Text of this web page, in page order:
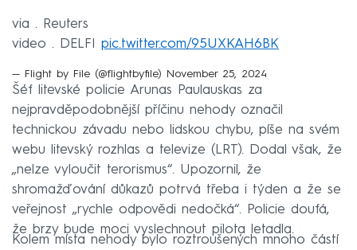
via . Reuters
video . DELFI pic.twitter.com/95UXKAH6BK
— Flight by File (@flightbyfile) November 25, 2024
Šéf litevské policie Arunas Paulauskas za
nejpravděpodobnější příčinu nehody označil
technickou závadu nebo lidskou chybu, píše na svém
webu litevský rozhlas a televize (LRT). Dodal však, že
„nelze vyloučit terorismus“. Upozornil, že
shromažďování důkazů potrvá třeba i týden a že se
veřejnost „rychle odpovědi nedočká“. Policie doufá,
že brzy bude moci vyslechnout pilota letadla.
Kolem místa nehody bylo roztroušených mnoho částí